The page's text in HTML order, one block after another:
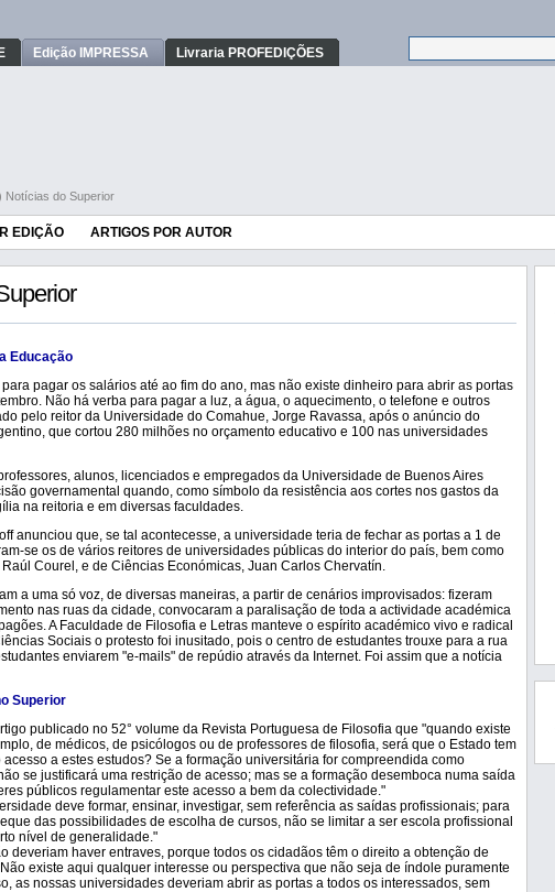
Edição IMPRESSA Livraria PROFEDIÇÕES
Notícias do Superior
EDIÇÃO ARTIGOS POR AUTOR
Educação
pagar os salários até ao fim do ano, mas não existe dinheiro para abrir as portas
Não há verba para pagar a luz, a água, o aquecimento, o telefone e outros
pelo reitor da Universidade do Comahue, Jorge Ravassa, após o anúncio do
que cortou 280 milhões no orçamento educativo e 100 nas universidades
alunos, licenciados e empregados da Universidade de Buenos Aires
governamental quando, como símbolo da resistência aos cortes nos gastos da
na reitoria e em diversas faculdades.
anunciou que, se tal acontecesse, a universidade teria de fechar as portas a 1 de
se os de vários reitores de universidades públicas do interior do país, bem como
Courel, e de Ciências Económicas, Juan Carlos Chervatín.
a uma só voz, de diversas maneiras, a partir de cenários improvisados: fizeram
nas ruas da cidade, convocaram a paralisação de toda a actividade académica
A Faculdade de Filosofia e Letras manteve o espírito académico vivo e radical
Sociais o protesto foi inusitado, pois o centro de estudantes trouxe para a rua
enviarem "e-mails" de repúdio através da Internet. Foi assim que a notícia
Superior
publicado no 52° volume da Revista Portuguesa de Filosofia que "quando existe
de médicos, de psicólogos ou de professores de filosofia, será que o Estado tem
a estes estudos? Se a formação universitária for compreendida como
se justificará uma restrição de acesso; mas se a formação desemboca numa saída
públicos regulamentar este acesso a bem da colectividade."
deve formar, ensinar, investigar, sem referência as saídas profissionais; para
das possibilidades de escolha de cursos, não se limitar a ser escola profissional
nível de generalidade."
deveriam haver entraves, porque todos os cidadãos têm o direito a obtenção de
existe aqui qualquer interesse ou perspectiva que não seja de índole puramente
as nossas universidades deveriam abrir as portas a todos os interessados, sem